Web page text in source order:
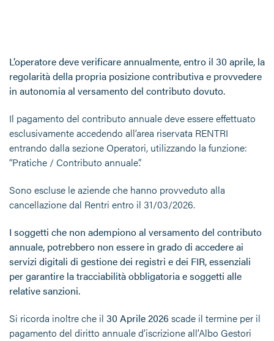
L’operatore deve verificare annualmente, entro il 30 aprile, la
regolarità della propria posizione contributiva e provvedere
in autonomia al versamento del contributo dovuto.
Il pagamento del contributo annuale deve essere effettuato
esclusivamente accedendo all’area riservata RENTRI
entrando dalla sezione Operatori, utilizzando la funzione:
“Pratiche / Contributo annuale”.
Sono escluse le aziende che hanno provveduto alla
cancellazione dal Rentri entro il 31/03/2026.
I soggetti che non adempiono al versamento del contributo
annuale, potrebbero non essere in grado di accedere ai
servizi digitali di gestione dei registri e dei FIR, essenziali
per garantire la tracciabilità obbligatoria e soggetti alle
relative sanzioni.
Si ricorda inoltre che il 30 Aprile 2026 scade il termine per il
pagamento del diritto annuale d’iscrizione all’Albo Gestori